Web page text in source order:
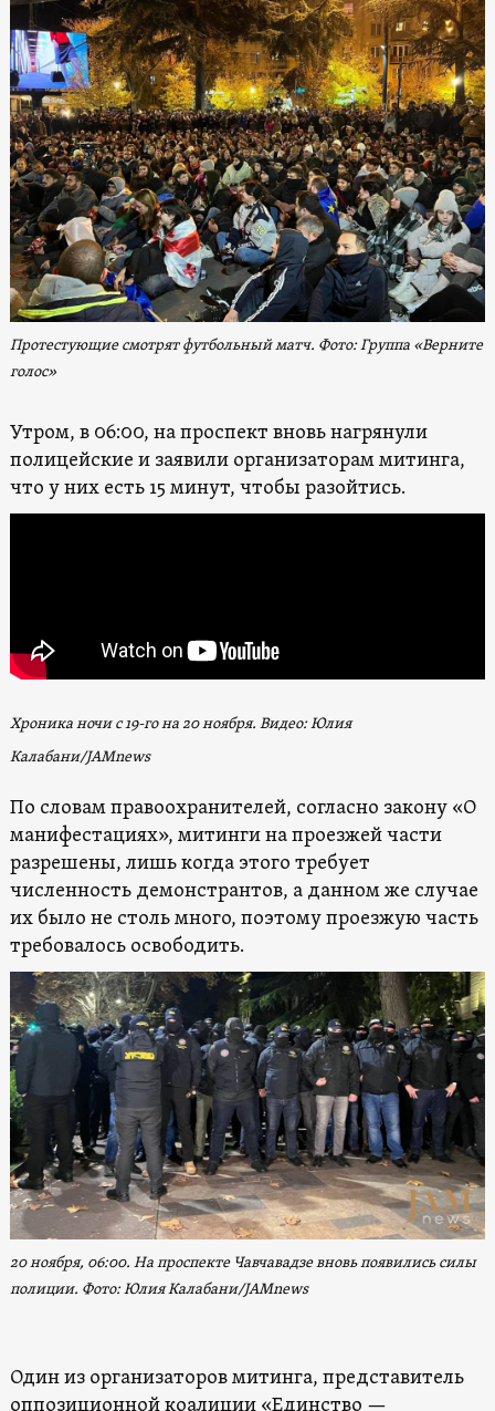
Протестующие смотрят футбольный матч. Фото: Группа «Верните
голос»
Утром, в 06:00, на проспект вновь нагрянули
полицейские и заявили организаторам митинга,
что у них есть 15 минут, чтобы разойтись.
Хроника ночи с 19-го на 20 ноября. Видео: Юлия
Калабани/JAMnews
По словам правоохранителей, согласно закону «О
манифестациях», митинги на проезжей части
разрешены, лишь когда этого требует
численность демонстрантов, а данном же случае
их было не столь много, поэтому проезжую часть
требовалось освободить.
20 ноября, 06:00. На проспекте Чавчавадзе вновь появились силы
полиции. Фото: Юлия Калабани/JAMnews
Один из организаторов митинга, представитель